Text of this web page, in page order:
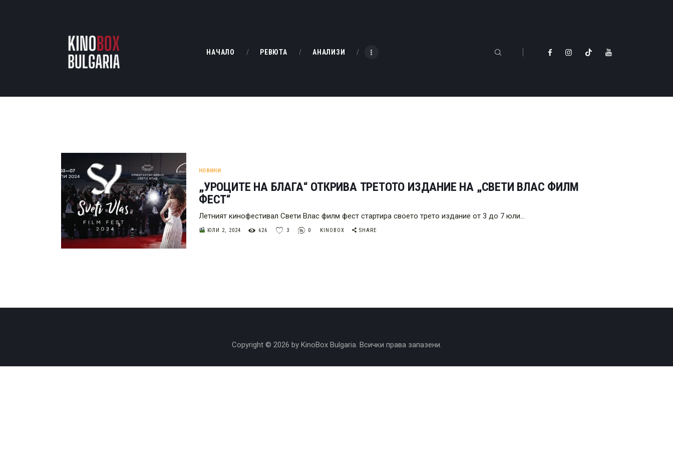
НАЧАЛО РЕВЮТА АНАЛИЗИ
РЕВЮТА
БАХТИ НАГРАДИТЕ
НОВИНИ
„УРОЦИТЕ НА БЛАГА“ ОТКРИВА ТРЕТОТО ИЗДАНИЕ НА „СВЕТИ ВЛАС ФИЛМ
ФЕСТ“
Летният кинофестивал Свети Влас филм фест стартира своето трето издание от 3 до 7 юли…
ЮЛИ 2, 2024 626 3 0 KINOBOX SHARE
Copyright © 2026 by KinoBox Bulgaria. Всички права запазени.